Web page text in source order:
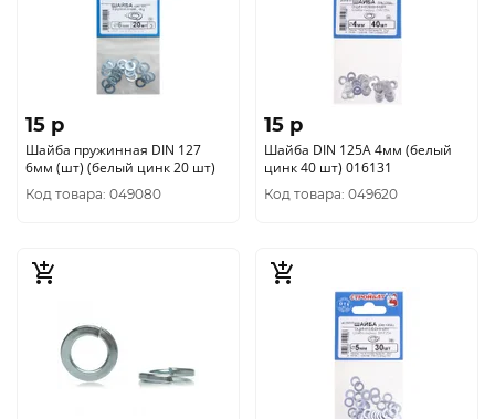
15 p
Шайба пружинная DIN 127
6мм (шт) (белый цинк 20 шт)
Код товара: 049080
15 p
Шайба DIN 125A 4мм (белый
цинк 40 шт) 016131
Код товара: 049620